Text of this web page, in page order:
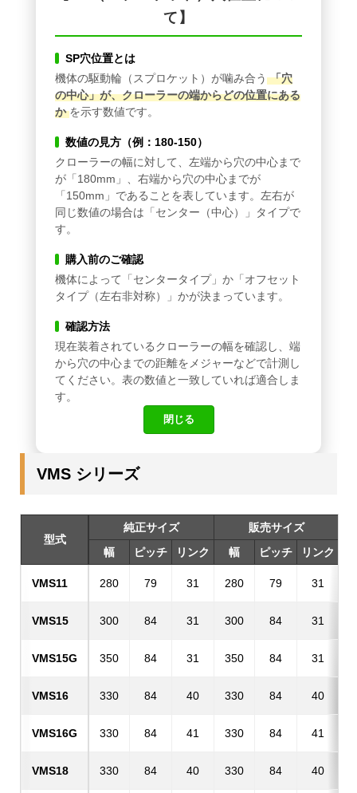
て】
SP穴位置とは
機体の駆動輪（スプロケット）が噛み合う 「穴
の中心」が、クローラーの端からどの位置にある
か を示す数値です。
数値の見方（例：180-150）
クローラーの幅に対して、左端から穴の中心まで
が「180mm」、右端から穴の中心までが
「150mm」であることを表しています。左右が
同じ数値の場合は「センター（中心）」タイプで
す。
購入前のご確認
機体によって「センタータイプ」か「オフセット
タイプ（左右非対称）」かが決まっています。
確認方法
現在装着されているクローラーの幅を確認し、端
から穴の中心までの距離をメジャーなどで計測し
てください。表の数値と一致していれば適合しま
す。
閉じる
VMS シリーズ
型式
純正サイズ
販売サイズ
幅
ピッチ リンク 幅 ピッチ リンク
VMS11 280 79 31 280 79 31
VMS15 300 84 31 300 84 31
VMS15G 350 84 31 350 84 31
VMS16 330 84 40 330 84 40
VMS16G 330 84 41 330 84 41
VMS18 330 84 40 330 84 40